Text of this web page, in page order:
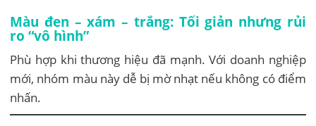
Màu đen – xám – trắng: Tối giản nhưng rủi
ro “vô hình”
Phù hợp khi thương hiệu đã mạnh. Với doanh nghiệp
mới, nhóm màu này dễ bị mờ nhạt nếu không có điểm
nhấn.